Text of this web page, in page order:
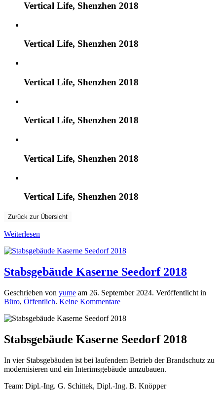
Vertical Life, Shenzhen 2018
Vertical Life, Shenzhen 2018
Vertical Life, Shenzhen 2018
Vertical Life, Shenzhen 2018
Vertical Life, Shenzhen 2018
Vertical Life, Shenzhen 2018
Zurück zur Übersicht
Weiterlesen
Stabsgebäude Kaserne Seedorf 2018
Geschrieben von yume am 26. September 2024. Veröffentlicht in
Büro, Öffentlich. Keine Kommentarezu
Kaserne
Stabsgebäude Kaserne Seedorf 2018
In vier Stabsgebäuden ist bei laufendem Betrieb der Brandschutz zu
modernisieren und ein Interimsgebäude umzubauen.
Team: Dipl.-Ing. G. Schittek, Dipl.-Ing. B. Knöpper